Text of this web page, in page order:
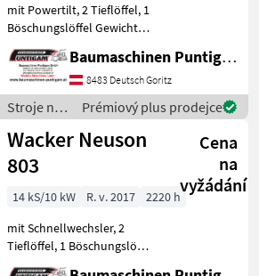
mit Powertilt, 2 Tieflöffel, 1
Böschungslöffel Gewicht
12552 Baumaschinen
Puntigam GmbH Unser
Spezialgebiet: Ankauf -
Verkauf - Vermietu
Baumaschinen Puntigam GmbH
8483 Deutsch Goritz
Stroje na
stavbu /
Wacker
Neuson
Prémiový plus prodejce
Wacker Neuson
803
Cena
na
vyžádání
14 kS/10 kW R. v. 2017
2220 h
mit Schnellwechsler, 2
Tieflöffel, 1 Böschungslöffel